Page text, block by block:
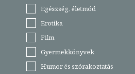
Egészség, életmód
Erotika
Film
Gyermekkönyvek
Humor és szórakoztatás